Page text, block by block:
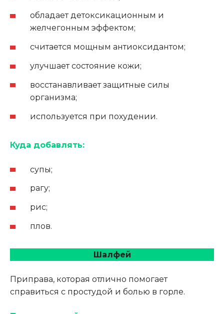
обладает детоксикационным и
желчегонным эффектом;
считается мощным антиоксидантом;
улучшает состояние кожи;
восстанавливает защитные силы
организма;
используется при похудении.
Куда добавлять:
супы;
рагу;
рис;
плов.
Шалфей
Приправа, которая отлично помогает
справиться с простудой и болью в горле.